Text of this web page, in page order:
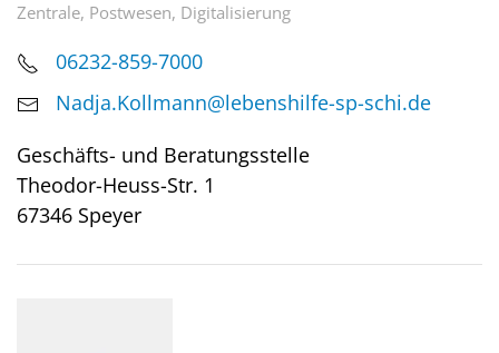
Zentrale, Postwesen, Digitalisierung
06232-859-7000
Nadja.Kollmann@lebenshilfe-sp-schi.de
Geschäfts- und Beratungsstelle
Theodor-Heuss-Str. 1
67346 Speyer